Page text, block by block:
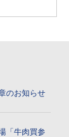
のお知らせ
「牛肉買参